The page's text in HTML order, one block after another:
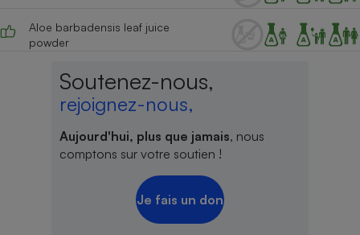
Aloe barbadensis leaf juice
powder
Soutenez-nous,
rejoignez-nous,
Aujourd'hui, plus que jamais, nous
comptons sur votre soutien !
Je fais un don